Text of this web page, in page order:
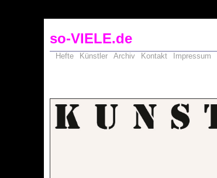
so-VIELE.de
Hefte Künstler Archiv Kontakt Impressum